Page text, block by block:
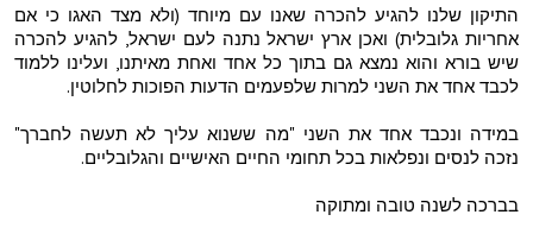
התיקון שלנו להגיע להכרה שאנו עם מיוחד (ולא מצד האגו כי אם
אחריות גלובלית) ואכן ארץ ישראל נתנה לעם ישראל, להגיע להכרה
שיש בורא והוא נמצא גם בתוך כל אחד ואחת מאיתנו, ועלינו ללמוד
לכבד אחד את השני למרות שלפעמים הדעות הפוכות לחלוטין.
במידה ונכבד אחד את השני "מה ששנוא עליך לא תעשה לחברך"
נזכה לנסים ונפלאות בכל תחומי החיים האישיים והגלובליים.
בברכה לשנה טובה ומתוקה